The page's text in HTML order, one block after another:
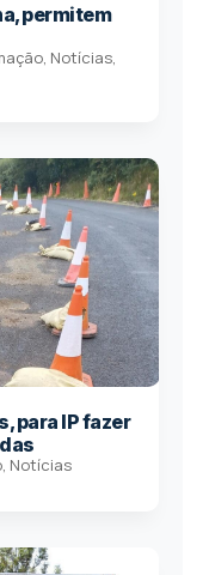
permitem
, Notícias,
para IP fazer
Notícias